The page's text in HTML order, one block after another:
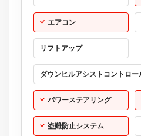
エアコン
リフトアップ
ダウンヒルアシストコントロー
パワーステアリング
盗難防止システム